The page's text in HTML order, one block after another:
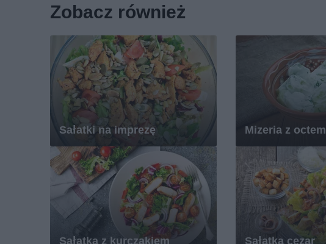
Zobacz również
Sałatki na imprezę Mizeria z octem
Sałatka z kurczakiem Sałatka cezar